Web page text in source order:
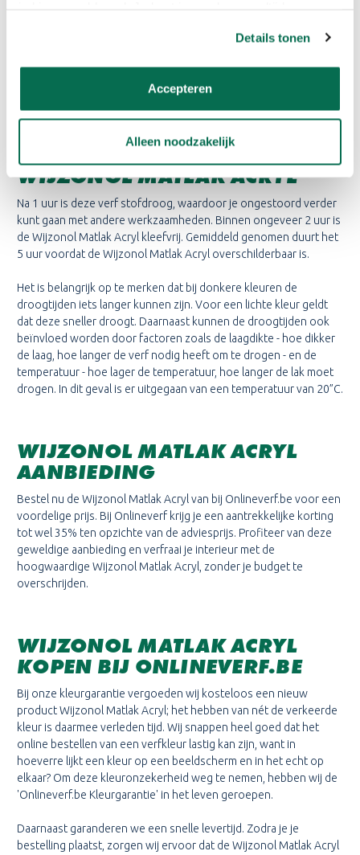
Details tonen
Accepteren
Alleen noodzakelijk
–1 liter
WAT IS DE DROOGTIJD VAN
WIJZONOL MATLAK ACRYL
Na 1 uur is deze verf stofdroog, waardoor je ongestoord verder
kunt gaan met andere werkzaamheden. Binnen ongeveer 2 uur is
de Wijzonol Matlak Acryl kleefvrij. Gemiddeld genomen duurt het
5 uur voordat de Wijzonol Matlak Acryl overschilderbaar is.
Het is belangrijk op te merken dat bij donkere kleuren de
droogtijden iets langer kunnen zijn. Voor een lichte kleur geldt
dat deze sneller droogt. Daarnaast kunnen de droogtijden ook
beïnvloed worden door factoren zoals de laagdikte - hoe dikker
de laag, hoe langer de verf nodig heeft om te drogen - en de
temperatuur - hoe lager de temperatuur, hoe langer de lak moet
drogen. In dit geval is er uitgegaan van een temperatuur van 20”C.
WIJZONOL MATLAK ACRYL
AANBIEDING
Bestel nu de Wijzonol Matlak Acryl van bij Onlineverf.be voor een
voordelige prijs. Bij Onlineverf krijg je een aantrekkelijke korting
tot wel 35% ten opzichte van de adviesprijs. Profiteer van deze
geweldige aanbieding en verfraai je interieur met de
hoogwaardige Wijzonol Matlak Acryl, zonder je budget te
overschrijden.
WIJZONOL MATLAK ACRYL
KOPEN BIJ ONLINEVERF.BE
Bij onze kleurgarantie vergoeden wij kosteloos een nieuw
product Wijzonol Matlak Acryl; het hebben van nét de verkeerde
kleur is daarmee verleden tijd. Wij snappen heel goed dat het
online bestellen van een verfkleur lastig kan zijn, want in
hoeverre lijkt een kleur op een beeldscherm en in het echt op
elkaar? Om deze kleuronzekerheid weg te nemen, hebben wij de
'Onlineverf.be Kleurgarantie' in het leven geroepen.
Daarnaast garanderen we een snelle levertijd. Zodra je je
bestelling plaatst, zorgen wij ervoor dat de Wijzonol Matlak Acryl